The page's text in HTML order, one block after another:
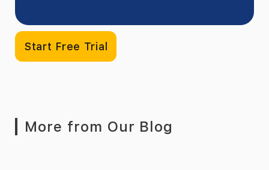
Start Free Trial
More from Our Blog